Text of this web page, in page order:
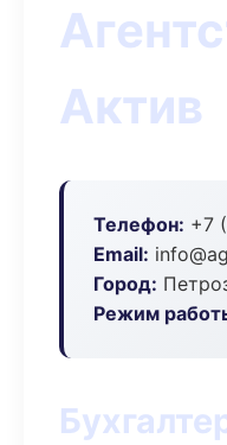
Актив
Телефон: +7
Email:
Город:
Режим